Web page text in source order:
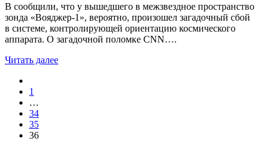
В сообщили, что у вышедшего в межзвездное пространство
зонда «Вояджер-1», вероятно, произошел загадочный сбой
в системе, контролирующей ориентацию космического
аппарата. О загадочной поломке CNN….
Читать далее
1
…
34
35
36